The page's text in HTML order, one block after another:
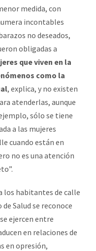
medida, con
incontables
no deseados,
obligadas a
que viven en la
como la
, explica, y no existen
atenderlas, aunque
sólo se tiene
a las mujeres
cuando están en
no es una atención
los habitantes de calle
Salud se reconoce
ejercen entre
en relaciones de
en opresión,